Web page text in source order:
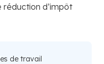
d’impôt
de travail